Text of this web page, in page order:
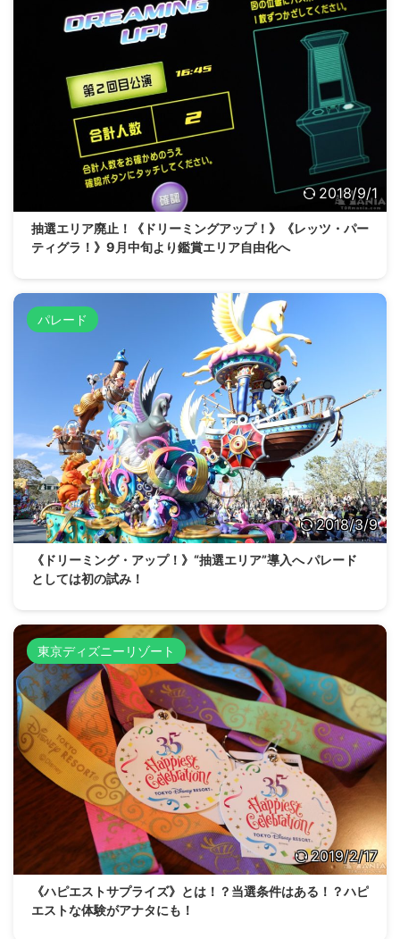
2018/9/1
抽選エリア廃止！《ドリーミングアップ！》《レッツ・パー
ティグラ！》9月中旬より鑑賞エリア自由化へ
パレード
2018/3/9
《ドリーミング・アップ！》“抽選エリア”導入へ パレード
としては初の試み！
東京ディズニーリゾート
2019/2/17
《ハピエストサプライズ》とは！？当選条件はある！？ハピ
エストな体験がアナタにも！